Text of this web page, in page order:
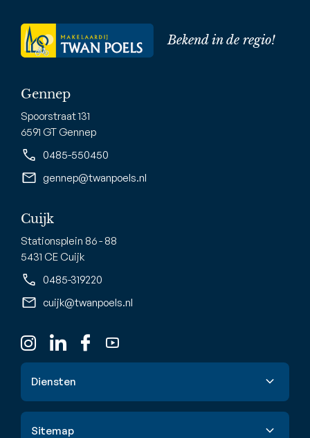
Bekend in de regio!
Gennep
Spoorstraat 131
6591 GT Gennep
0485-550450
gennep@twanpoels.nl
Cuijk
Stationsplein 86 - 88
5431 CE Cuijk
0485-319220
cuijk@twanpoels.nl
Diensten
Sitemap